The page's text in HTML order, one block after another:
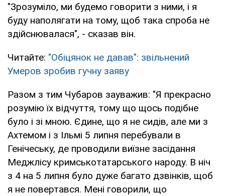
"Зрозуміло, ми будемо говорити з ними, і я
буду наполягати на тому, щоб така спроба не
здійснювалася", - сказав він.
Читайте: "Обіцянок не давав": звільнений
Умеров зробив гучну заяву
Разом з тим Чубаров зауважив: "Я прекрасно
розумію їх відчуття, тому що щось подібне
було і зі мною. Єдине, що я не сидів, але ми з
Ахтемом і з Ільмі 5 липня перебували в
Генічеську, де проводили виїзне засідання
Меджлісу кримськотатарського народу. В ніч
з 4 на 5 липня було дуже багато дзвінків, щоб
я не повертався. Мені говорили, що